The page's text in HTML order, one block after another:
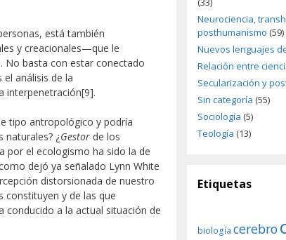
está también
y creacionales—que le
No basta con estar conectado
análisis de la
interpenetración[9].
tipo antropológico y podría
naturales? ¿Gestor de los
por el ecologismo ha sido la de
dejó ya señalado Lynn White
distorsionada de nuestro
constituyen y de las que
a la actual situación de
Neurociencia,
posthumanismo (59)
Nuevos lenguajes
Relación entre
Secularización y
Sin categoría (55)
Sociología (5)
Teología (13)
Etiquetas
biología cerebro